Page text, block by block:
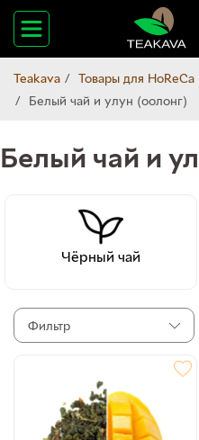
Teakava Товары для HoReCa
Белый чай и улун (оолонг)
Белый чай и
Чёрный чай
Фильтр